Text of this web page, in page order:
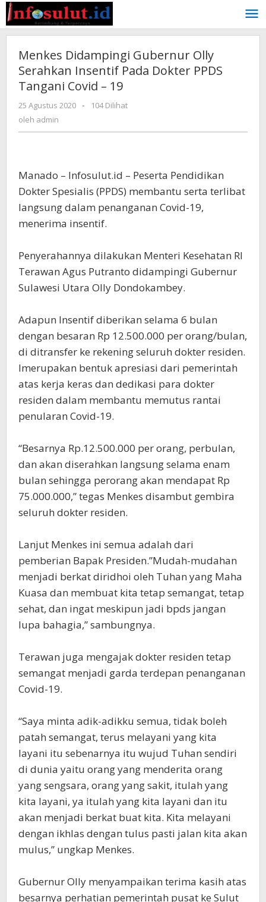
Lewati
ke
konten
Menkes Didampingi Gubernur Olly
Serahkan Insentif Pada Dokter PPDS
Tangani Covid – 19
25 Agustus 2020
oleh
-
104 Dilihat
oleh admin
Manado – Infosulut.id – Peserta Pendidikan
Dokter Spesialis (PPDS) membantu serta terlibat
langsung dalam penanganan Covid-19,
menerima insentif.
Penyerahannya dilakukan Menteri Kesehatan RI
Terawan Agus Putranto didampingi Gubernur
Sulawesi Utara Olly Dondokambey.
Adapun Insentif diberikan selama 6 bulan
dengan besaran Rp 12.500.000 per orang/bulan,
di ditransfer ke rekening seluruh dokter residen.
Imerupakan bentuk apresiasi dari pemerintah
atas kerja keras dan dedikasi para dokter
residen dalam membantu memutus rantai
penularan Covid-19.
“Besarnya Rp.12.500.000 per orang, perbulan,
dan akan diserahkan langsung selama enam
bulan sehingga perorang akan mendapat Rp
75.000.000,” tegas Menkes disambut gembira
seluruh dokter residen.
Lanjut Menkes ini semua adalah dari
pemberian Bapak Presiden.”Mudah-mudahan
menjadi berkat diridhoi oleh Tuhan yang Maha
Kuasa dan membuat kita tetap semangat, tetap
sehat, dan ingat meskipun jadi bpds jangan
lupa bahagia,” sambungnya.
Terawan juga mengajak dokter residen tetap
semangat menjadi garda terdepan penanganan
Covid-19.
“Saya minta adik-adikku semua, tidak boleh
patah semangat, terus melayani yang kita
layani itu sebenarnya itu wujud Tuhan sendiri
di dunia yaitu orang yang menderita orang
yang sengsara, orang yang sakit, itulah yang
kita layani, ya itulah yang kita layani dan itu
akan menjadi berkat buat kita. Kita melayani
dengan ikhlas dengan tulus pasti jalan kita akan
mulus,” ungkap Menkes.
Gubernur Olly menyampaikan terima kasih atas
besarnya perhatian pemerintah pusat ke Sulut